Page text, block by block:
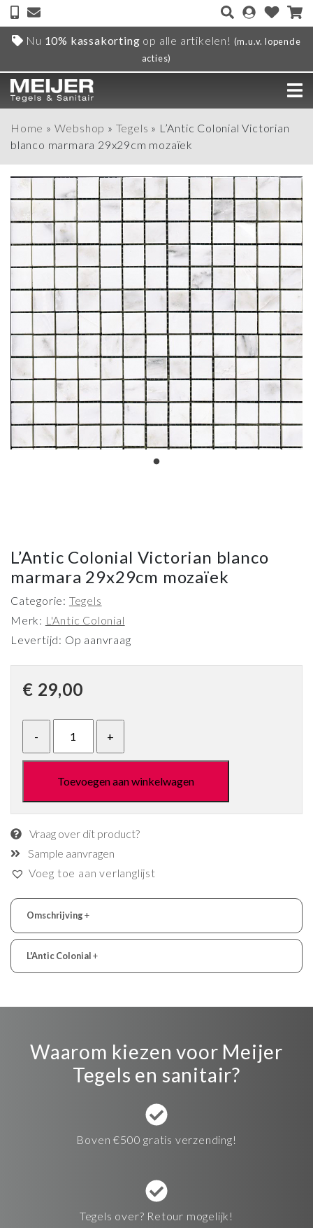
Nu 10% kassakorting op alle artikelen! (m.u.v. lopende
acties)
Home » Webshop » Tegels » L’Antic Colonial Victorian
blanco marmara 29x29cm mozaïek
L’Antic Colonial Victorian blanco
marmara 29x29cm mozaïek
Categorie: Tegels
Merk: L'Antic Colonial
Levertijd: Op aanvraag
€ 29,00
Toevoegen aan winkelwagen
Vraag over dit product?
Sample aanvragen
Voeg toe aan verlanglijst
Omschrijving+
L'Antic Colonial+
Waarom kiezen voor Meijer
Tegels en sanitair?
Boven €500 gratis verzending!
Tegels over? Retour mogelijk!